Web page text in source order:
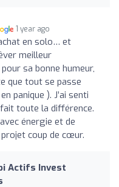
1 year ago
en solo… et
meilleur
sa bonne humeur,
que tout se passe
panique ). J’ai senti
toute la différence.
énergie et de
coup de cœur.
Actifs Invest